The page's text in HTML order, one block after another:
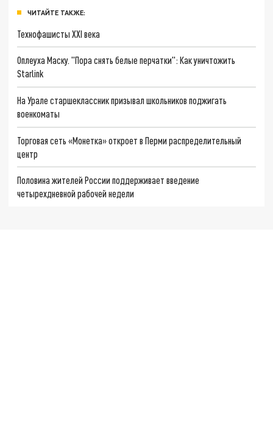
ЧИТАЙТЕ ТАКЖЕ:
Технофашисты XXI века
Оплеуха Маску. "Пора снять белые перчатки": Как уничтожить
Starlink
На Урале старшеклассник призывал школьников поджигать
военкоматы
Торговая сеть «Монетка» откроет в Перми распределительный
центр
Половина жителей России поддерживает введение
четырехдневной рабочей недели